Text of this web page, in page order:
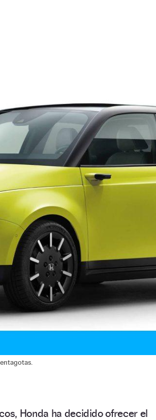
Honda ha decidido ofrecer el